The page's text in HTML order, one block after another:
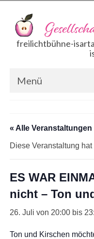
freilichtbühne-
Menü
« Alle Veranstaltungen
Diese Veranstaltung
ES WAR
nicht – Ton
26. Juli von 20:00 bis
Ton und Kirschen